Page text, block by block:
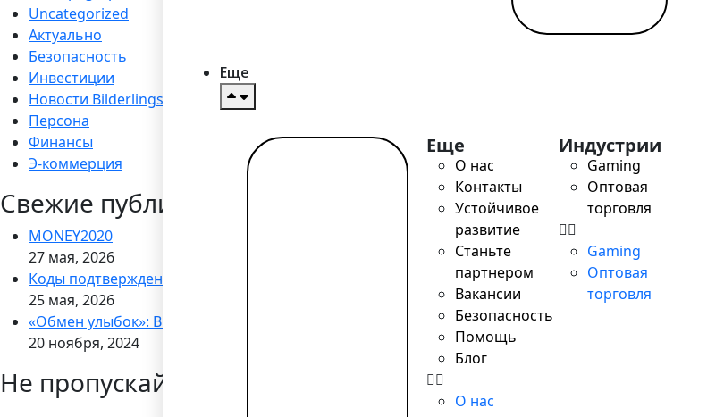
Еще
Еще
О нас
Контакты
Устойчивое
развитие
Станьте
партнером
Вакансии
Безопасность
Помощь
Блог
О нас
Индустрии
Gaming
Оптовая
торговля
Gaming
Оптовая
торговля
Uncategorized
Актуально
Безопасность
Инвестиции
Новости Bilderlings
Персона
Финансы
Э-коммерция
Свежие публикации
MONEY2020
27 мая, 2026
Коды подтверждения через WhatsApp
25 мая, 2026
«Обмен улыбок»: Bilderlings запускает кампанию по поддержке детей в больницах
20 ноября, 2024
Не пропускайте новости